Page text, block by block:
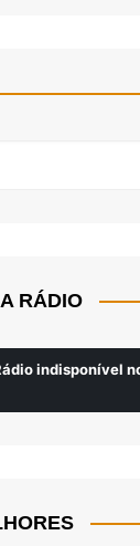
RÁDIO